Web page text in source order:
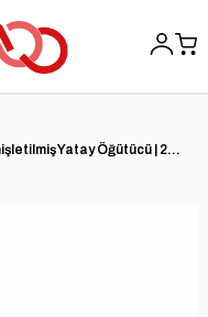
Cleco 25GELC140P3T Genişletilmiş Yatay Öğütücü | 25 Serisi | 1.4 HP | 14.000 RPM | Alüminyum Gövde | Yan Egzoz